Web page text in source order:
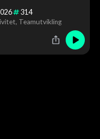
Marte Roa Syvertsen
og menneskelig
314
Teamutvikling